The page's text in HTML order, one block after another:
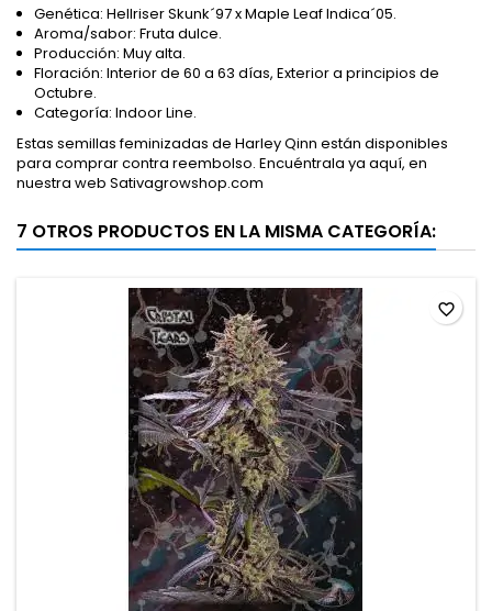
Genética: Hellriser Skunk´97 x Maple Leaf Indica´05.
Aroma/sabor: Fruta dulce.
Producción: Muy alta.
Floración: Interior de 60 a 63 días, Exterior a principios de
Octubre.
Categoría: Indoor Line.
Estas semillas feminizadas de Harley Qinn están disponibles
para comprar contra reembolso. Encuéntrala ya aquí, en
nuestra web Sativagrowshop.com
7 OTROS PRODUCTOS EN LA MISMA CATEGORÍA:
favorite_border